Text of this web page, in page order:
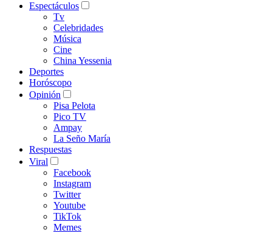
Espectáculos
Tv
Celebridades
Música
Cine
China Yessenia
Deportes
Horóscopo
Opinión
Pisa Pelota
Pico TV
Ampay
La Seño María
Respuestas
Viral
Facebook
Instagram
Twitter
Youtube
TikTok
Memes